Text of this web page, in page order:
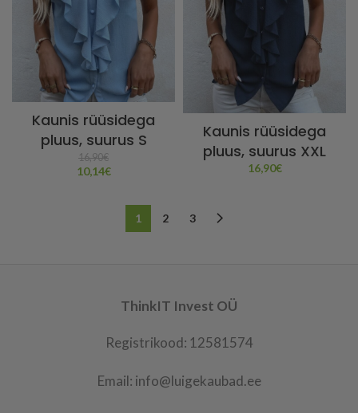
Kaunis rüüsidega
pluus, suurus S
16,90€
10,14€
Kaunis rüüsidega
pluus, suurus XXL
16,90€
1 2 3
ThinkIT Invest OÜ
Registrikood: 12581574
Email: info@luigekaubad.ee